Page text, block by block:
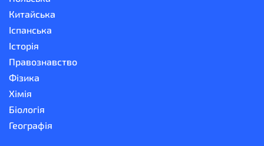
Китайська
Іспанська
Історія
Правознавство
Фізика
Хімія
Біологія
Географія